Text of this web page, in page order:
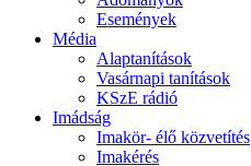
Események
Média
Alaptanítások
Vasárnapi tanítások
KSzE rádió
Imádság
Imakör- élő közvetítés
Imakérés